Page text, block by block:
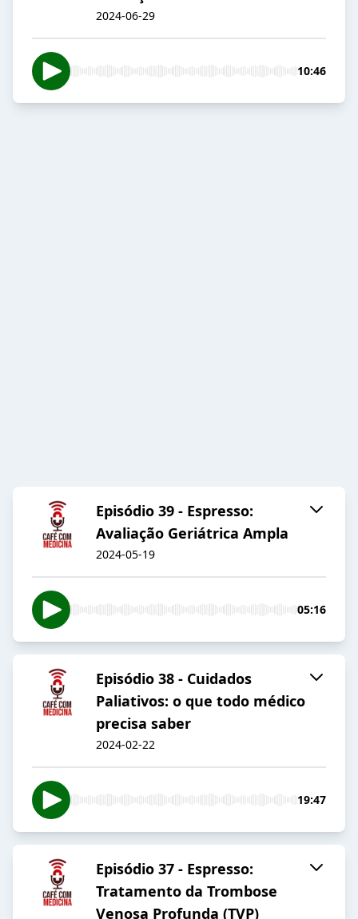
2024-06-29
10:46
Episódio 39 - Espresso:
Avaliação Geriátrica Ampla
2024-05-19
05:16
Episódio 38 - Cuidados
Paliativos: o que todo médico
precisa saber
2024-02-22
19:47
Episódio 37 - Espresso:
Tratamento da Trombose
Venosa Profunda (TVP)